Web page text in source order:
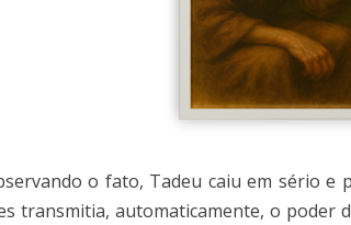
o fato, Tadeu caiu em sério
transmitia, automaticamente, o poder